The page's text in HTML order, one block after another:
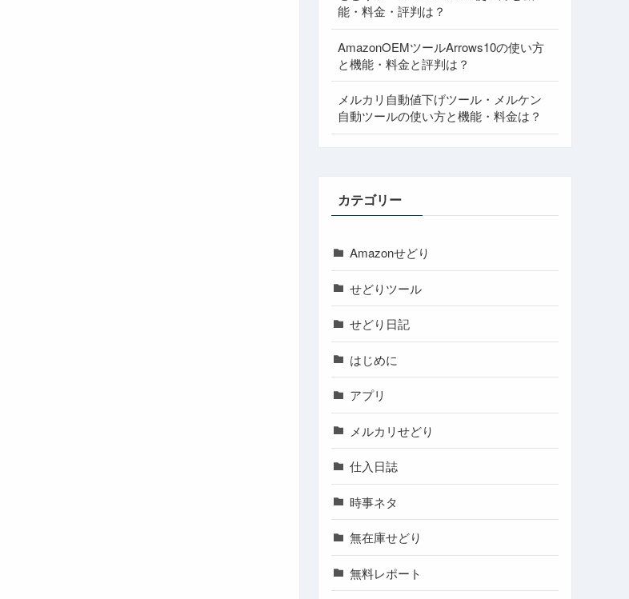
能・料金・評判は？
AmazonOEMツールArrows10の使い方
と機能・料金と評判は？
メルカリ自動値下げツール・メルケン
自動ツールの使い方と機能・料金は？
カテゴリー
Amazonせどり
せどりツール
せどり日記
はじめに
アプリ
メルカリせどり
仕入日誌
時事ネタ
無在庫せどり
無料レポート